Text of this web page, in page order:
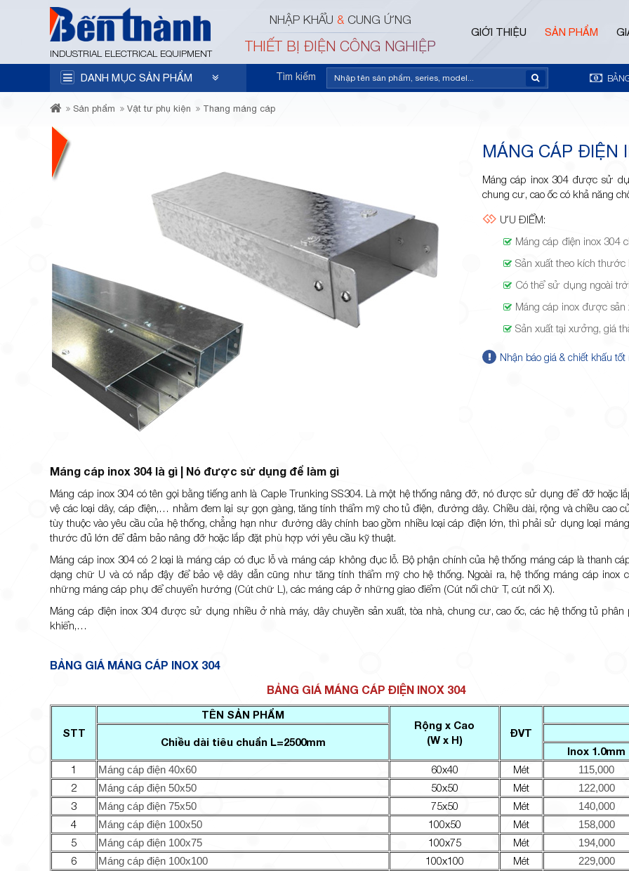
INDUSTRIAL ELECTRICAL EQUIPMENT
NHẬP KHẨU &CUNG ỨNG
THIẾT BỊ ĐIỆN CÔNG NGHIỆP
GIỚI THIỆU SẢN PHẨM
DANH MỤC SẢN PHẨM Tìm kiếm
Sản phẩm Vật tư phụ kiện Thang máng cáp
MÁNG CÁP ĐIỆN
Máng cáp inox 304 được sử
chung cư, cao ốc có khả năng
ƯU ĐIỂM:
Máng cáp điện inox 304
Sản xuất theo kích thước
Có thể sử dụng ngoài
Máng cáp inox được sản
Sản xuất tại xưởng, giá
Nhận báo giá & chiết khấu
Máng cáp inox 304 là gì | Nó được sử dụng để làm gì
Máng cáp inox 304 có tên gọi bằng tiếng anh là Caple Trunking SS304. Là một hệ thống nâng đỡ, nó được sử dụng để đỡ hoặc
vệ các loại dây, cáp điện,… nhằm đem lại sự gọn gàng, tăng tính thẩm mỹ cho tủ điện, đường dây. Chiều dài, rộng và chiều cao
tùy thuộc vào yêu cầu của hệ thống, chẳng hạn như đường dây chính bao gồm nhiều loại cáp điện lớn, thì phải sử dụng loại
thước đủ lớn để đảm bảo nâng đỡ hoặc lắp đặt phù hợp với yêu cầu kỹ thuật.
Máng cáp inox 304 có 2 loại là máng cáp có đục lỗ và máng cáp không đục lỗ. Bộ phận chính của hệ thống máng cáp là thanh
dạng chữ U và có nắp đậy để bảo vệ dây dẫn cũng như tăng tính thẩm mỹ cho hệ thống. Ngoài ra, hệ thống máng cáp inox
những máng cáp phụ để chuyển hướng (Cút chữ L), các máng cáp ở những giao điểm (Cút nối chữ T, cút nối X).
Máng cáp điện inox 304 được sử dụng nhiều ở nhà máy, dây chuyền sản xuất, tòa nhà, chung cư, cao ốc, các hệ thống tủ phân
khiển,…
BẢNG GIÁ MÁNG CÁP INOX 304
BẢNG GIÁ MÁNG CÁP ĐIỆN INOX 304
STT
TÊN SẢN PHẨM
Rộng x Cao
(W x H)
ĐVT
Chiều dài tiêu chuẩn L=2500mm
Inox 1.0mm
1
Máng cáp điện 40x60 60x40 Mét 115,000
2 Máng cáp điện 50x50 50x50 Mét 122,000
3 Máng cáp điện 75x50 75x50 Mét 140,000
4 Máng cáp điện 100x50 100x50 Mét 158,000
5 Máng cáp điện 100x75 100x75 Mét 194,000
6 Máng cáp điện 100x100 100x100 Mét 229,000